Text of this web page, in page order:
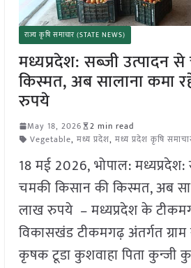
राज्य कृषि समाचार (STATE NEWS)
मध्यप्रदेश: सब्जी उत्पादन
किस्मत, अब सालाना कमा
रुपये
May 18, 2026
2 min read
Vegetable, मध्य प्रदेश, मध्य प्रदेश कृषि
18 मई 2026, भोपाल:
चमकी किसान की किस्मत, अब
लाख रुपये – मध्यप्रदेश के
विकासखंड टीकमगढ़ अंतर्गत ग्राम
कृषक टूडा कुशवाहा पिता कुन्जी